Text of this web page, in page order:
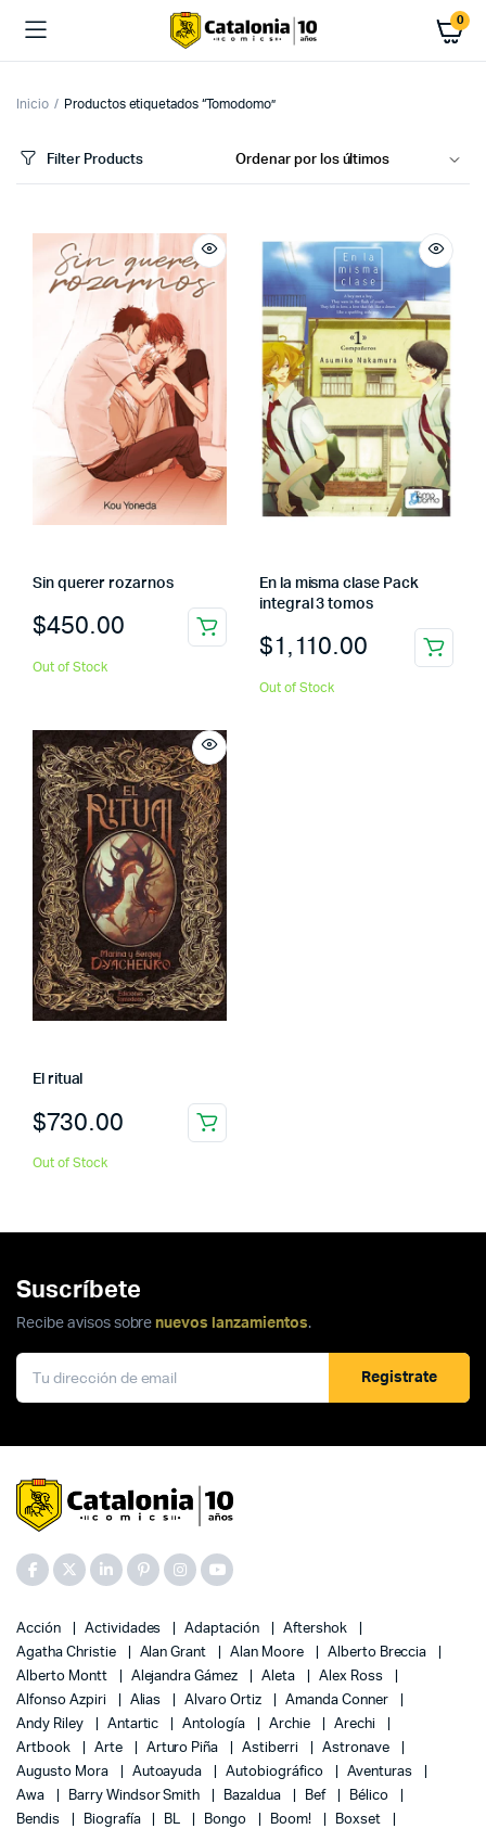
0
Inicio Productos etiquetados “Tomodomo”
Filter Products
Sin querer rozarnos
$450.00
Out of Stock
En la misma clase Pack
integral 3 tomos
$1,110.00
Out of Stock
El ritual
$730.00
Out of Stock
Suscríbete
Recibe avisos sobre nuevos lanzamientos.
Registrate
Acción Actividades Adaptación
Aftershok
Agatha Christie
Alan Grant Alan Moore
Alberto Breccia
Alberto Montt
Alejandra Gámez Aleta
Alex Ross
Alfonso Azpiri
Alias Alvaro Ortiz
Amanda Conner
Andy Riley
Antartic Antología Archie
Arechi
Artbook
Arte Arturo Piña Astiberri
Astronave
Augusto Mora
Autoayuda Autobiográfico
Aventuras
Awa
Barry Windsor Smith Bazaldua Bef
Bélico
Bendis
Biografía BL Bongo Boom!
Boxset